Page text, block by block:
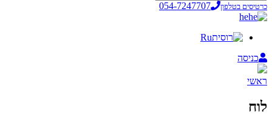
כרטיסים בטלפון
054-7247707
he
Ru
כניסה
ראשי
לוח